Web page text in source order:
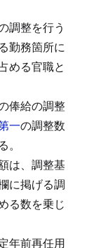
調整を行う
勤務箇所に
める官職と
俸給の調整
一の調整数
は、調整基
に掲げる調
る数を乗じ
年前再任用